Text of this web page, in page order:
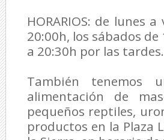
HORARIOS: de lunes
20:00h, los sábados
a 20:30h por las tardes.
También tenemos
alimentación de
pequeños reptiles,
productos en la Plaza